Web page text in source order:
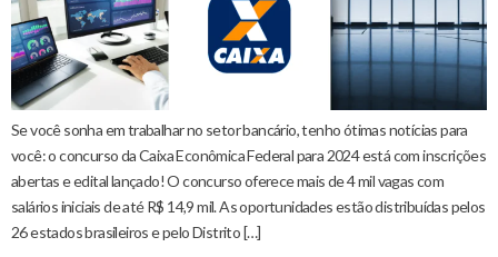
Se você sonha em trabalhar no setor bancário, tenho ótimas notícias para
você: o concurso da Caixa Econômica Federal para 2024 está com inscrições
abertas e edital lançado! O concurso oferece mais de 4 mil vagas com
salários iniciais de até R$ 14,9 mil. As oportunidades estão distribuídas pelos
26 estados brasileiros e pelo Distrito […]